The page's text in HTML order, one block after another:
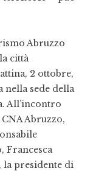
Abruzzo
città
2 ottobre,
nella sede della
All’incontro
Abruzzo,
Francesca
la presidente di